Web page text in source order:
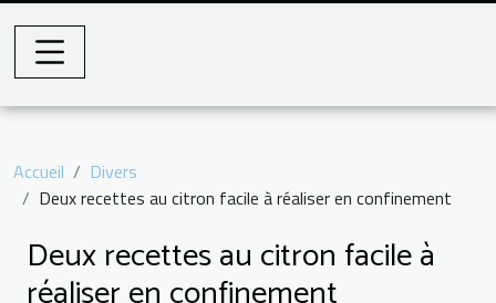
Accueil
Divers
Deux recettes au citron facile à réaliser en confinement
Deux recettes au citron facile à